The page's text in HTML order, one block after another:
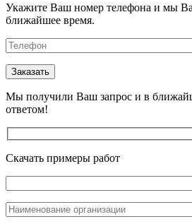
Укажите Ваш номер телефона и мы
ближайшее время.
Мы получили Ваш запрос и в
ответом!
Скачать примеры работ